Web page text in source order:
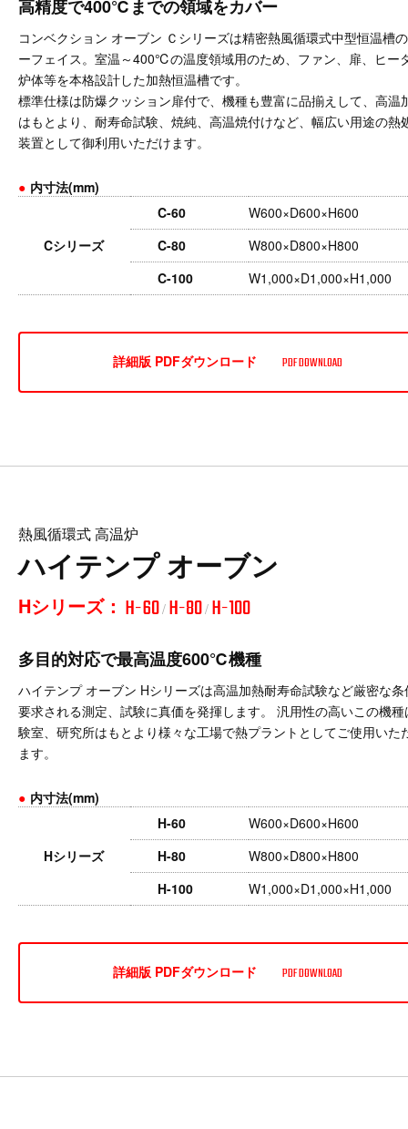
高精度で400℃までの領域をカバー
コンベクション オーブン Ｃシリーズは精密熱風循環式中型恒温槽
ーフェイス。室温～400℃の温度領域用のため、ファン、扉、ヒー
炉体等を本格設計した加熱恒温槽です。
標準仕様は防爆クッション扉付で、機種も豊富に品揃えして、高温
はもとより、耐寿命試験、焼純、高温焼付けなど、幅広い用途の熱
装置として御利用いただけます。
● 内寸法(mm)
Cシリーズ
C-60
W600×D600×H600
C-80
W800×D800×H800
C-100
W1,000×D1,000×H1,000
詳細版 PDFダウンロード PDF DOWNLOAD
熱風循環式 高温炉
ハイテンプ オーブン
Hシリーズ： H-60/ H-80/ H-100
多目的対応で最高温度600℃機種
ハイテンプ オーブン Hシリーズは高温加熱耐寿命試験など厳密な条
要求される測定、試験に真価を発揮します。 汎用性の高いこの機種
験室、研究所はもとより様々な工場で熱プラントとしてご使用いた
ます。
● 内寸法(mm)
Hシリーズ
H-60
W600×D600×H600
H-80
W800×D800×H800
H-100
W1,000×D1,000×H1,000
詳細版 PDFダウンロード PDF DOWNLOAD